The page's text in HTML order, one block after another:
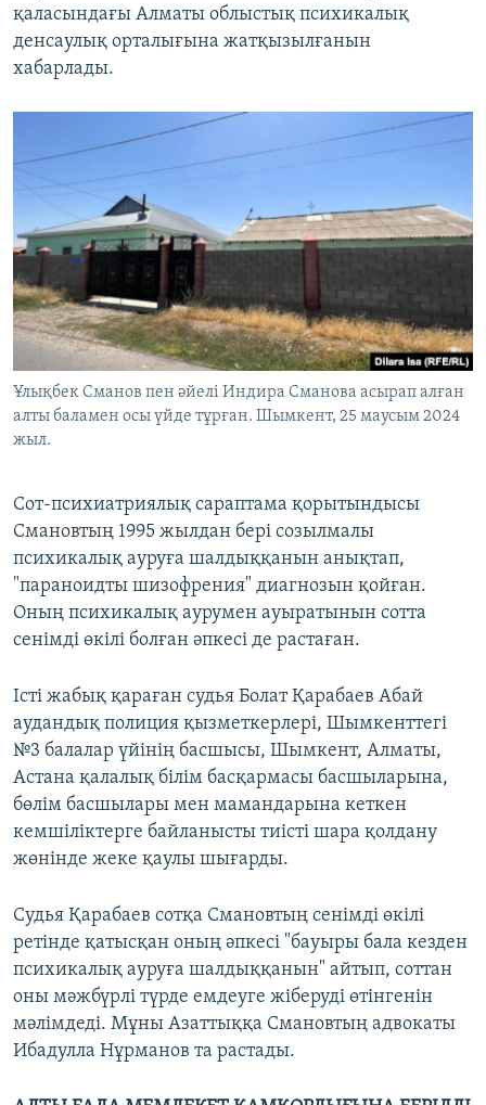
қаласындағы Алматы облыстық психикалық
денсаулық орталығына жатқызылғанын
хабарлады.
Ұлықбек Сманов пен әйелі Индира Сманова асырап алған
алты баламен осы үйде тұрған. Шымкент, 25 маусым 2024
жыл.
Сот-психиатриялық сараптама қорытындысы
Смановтың 1995 жылдан бері созылмалы
психикалық ауруға шалдыққанын анықтап,
"параноидты шизофрения" диагнозын қойған.
Оның психикалық аурумен ауыратынын сотта
сенімді өкілі болған әпкесі де растаған.
Істі жабық қараған судья Болат Қарабаев Абай
аудандық полиция қызметкерлері, Шымкенттегі
№3 балалар үйінің басшысы, Шымкент, Алматы,
Астана қалалық білім басқармасы басшыларына,
бөлім басшылары мен мамандарына кеткен
кемшіліктерге байланысты тиісті шара қолдану
жөнінде жеке қаулы шығарды.
Судья Қарабаев сотқа Смановтың сенімді өкілі
ретінде қатысқан оның әпкесі "бауыры бала кезден
психикалық ауруға шалдыққанын" айтып, соттан
оны мәжбүрлі түрде емдеуге жіберуді өтінгенін
мәлімдеді. Мұны Азаттыққа Смановтың адвокаты
Ибадулла Нұрманов та растады.